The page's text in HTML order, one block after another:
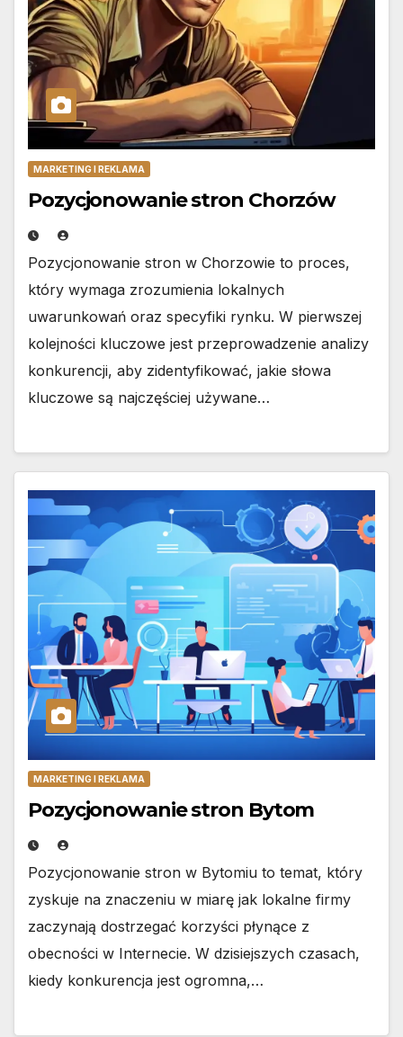
MARKETING I REKLAMA
Pozycjonowanie stron Chorzów
Pozycjonowanie stron w Chorzowie to proces,
który wymaga zrozumienia lokalnych
uwarunkowań oraz specyfiki rynku. W pierwszej
kolejności kluczowe jest przeprowadzenie analizy
konkurencji, aby zidentyfikować, jakie słowa
kluczowe są najczęściej używane…
MARKETING I REKLAMA
Pozycjonowanie stron Bytom
Pozycjonowanie stron w Bytomiu to temat, który
zyskuje na znaczeniu w miarę jak lokalne firmy
zaczynają dostrzegać korzyści płynące z
obecności w Internecie. W dzisiejszych czasach,
kiedy konkurencja jest ogromna,…